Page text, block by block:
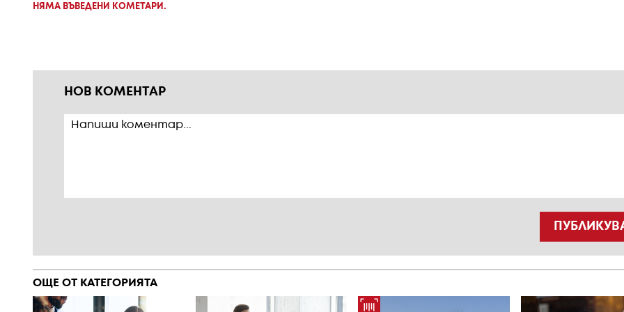
НЯМА ВЪВЕДЕНИ КОМЕТАРИ.
НОВ КОМЕНТАР
ОЩЕ ОТ КАТЕГОРИЯТА